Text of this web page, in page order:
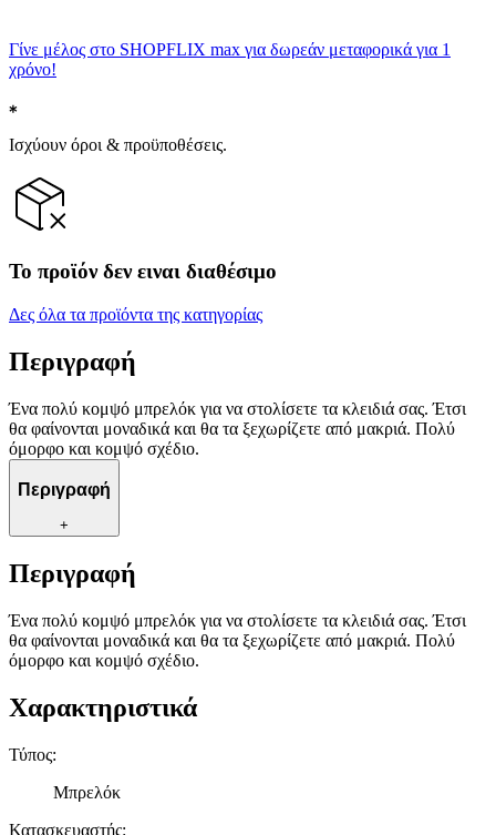
Γίνε μέλος στο SHOPFLIX max για δωρεάν μεταφορικά για 1
χρόνο!
Ισχύουν όροι & προϋποθέσεις.
Το προϊόν δεν ειναι διαθέσιμο
Δες όλα τα προϊόντα της κατηγορίας
Περιγραφή
Ένα πολύ κομψό μπρελόκ για να στολίσετε τα κλειδιά σας. Έτσι
θα φαίνονται μοναδικά και θα τα ξεχωρίζετε από μακριά. Πολύ
όμορφο και κομψό σχέδιο.
Περιγραφή
+
Περιγραφή
Ένα πολύ κομψό μπρελόκ για να στολίσετε τα κλειδιά σας. Έτσι
θα φαίνονται μοναδικά και θα τα ξεχωρίζετε από μακριά. Πολύ
όμορφο και κομψό σχέδιο.
Χαρακτηριστικά
Τύπος:
Μπρελόκ
Κατασκευαστής: